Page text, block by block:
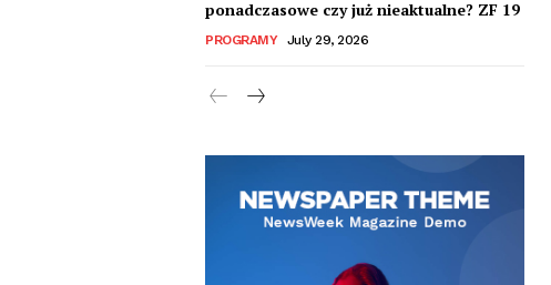
ponadczasowe czy już nieaktualne? ZF 19
PROGRAMY July 29, 2026